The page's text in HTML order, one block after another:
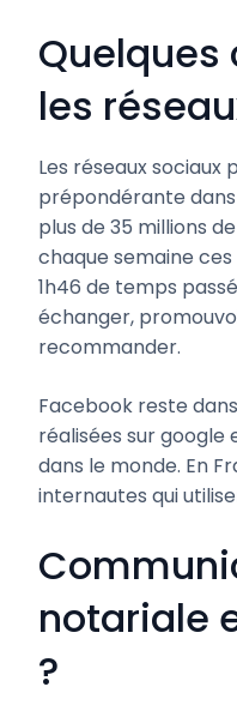
Quelques
les
Les réseaux
prépondérante dans
plus de 35 millions
chaque semaine
1h46 de temps
échanger,
recommander.
Facebook reste
réalisées sur google
dans le monde. En
internautes qui
notariale
?